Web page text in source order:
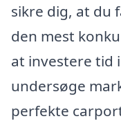
sikre dig, at du
den mest
at investere tid
undersøge
perfekte